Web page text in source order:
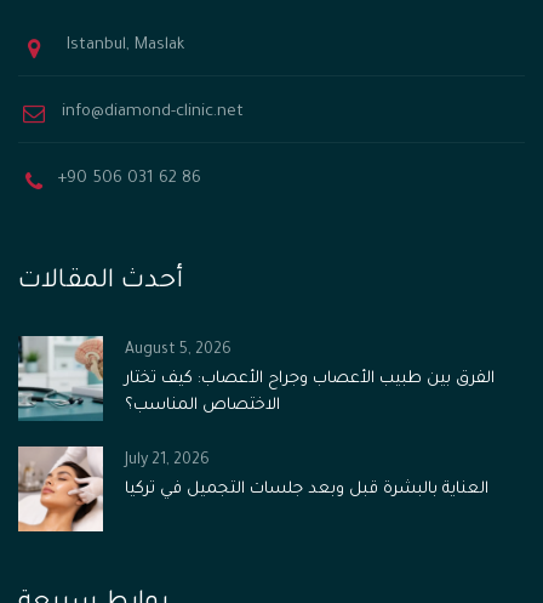
Istanbul, Maslak
info@diamond-clinic.net
+90 506 031 62 86
أحدث المقالات
August 5, 2026
الفرق بين طبيب الأعصاب وجراح الأعصاب: كيف تختار
الاختصاص المناسب؟
July 21, 2026
العناية بالبشرة قبل وبعد جلسات التجميل في تركيا